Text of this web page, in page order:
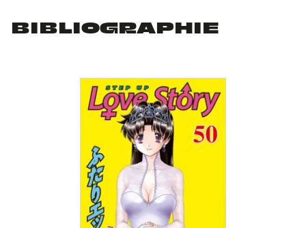
BIBLIOGRAPHIE